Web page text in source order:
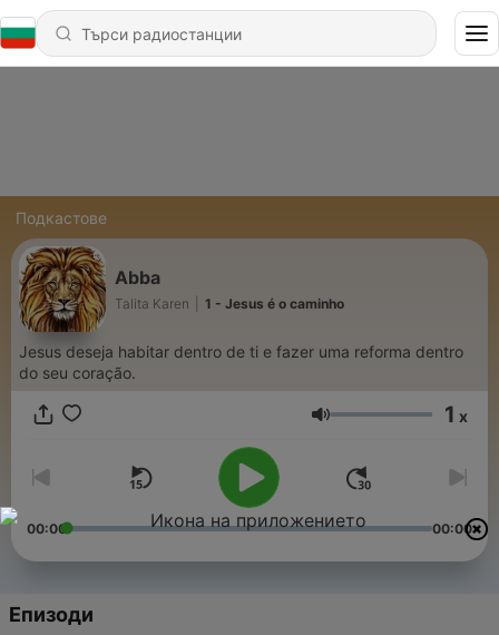
Подкастове
Abba
Talita Karen 1 - Jesus é o caminho
Jesus deseja habitar dentro de ti e fazer uma reforma dentro
do seu coração.
Сила на звука
1 x
00:00 00:00
Епизоди